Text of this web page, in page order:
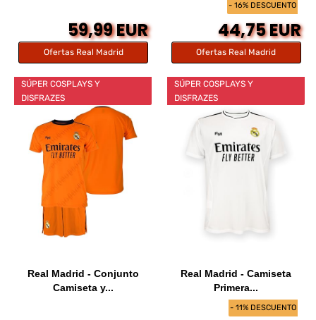
59,99 EUR
Ofertas Real Madrid
- 16% DESCUENTO
44,75 EUR
Ofertas Real Madrid
SÚPER COSPLAYS Y
DISFRAZES
Real Madrid - Conjunto
Camiseta y...
- 11% DESCUENTO
SÚPER COSPLAYS Y
DISFRAZES
Real Madrid - Camiseta
Primera...